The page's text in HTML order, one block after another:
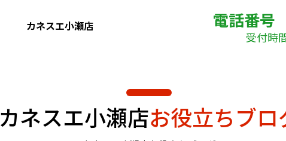
カネスエ小瀬店 電話番号
受付時
カネスエ小瀬店お役立ちブロ